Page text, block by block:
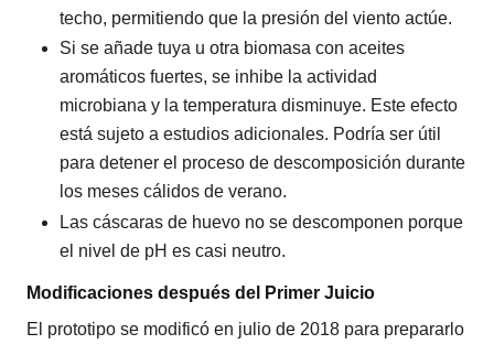
techo, permitiendo que la presión del viento actúe.
Si se añade tuya u otra biomasa con aceites
aromáticos fuertes, se inhibe la actividad
microbiana y la temperatura disminuye. Este efecto
está sujeto a estudios adicionales. Podría ser útil
para detener el proceso de descomposición durante
los meses cálidos de verano.
Las cáscaras de huevo no se descomponen porque
el nivel de pH es casi neutro.
Modificaciones después del Primer Juicio
El prototipo se modificó en julio de 2018 para prepararlo